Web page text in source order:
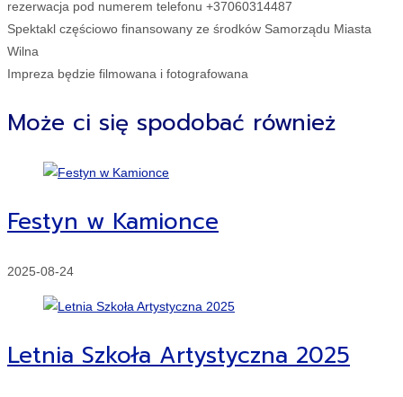
rezerwacja pod numerem telefonu +37060314487
Spektakl częściowo finansowany ze środków Samorządu Miasta
Wilna
Impreza będzie filmowana i fotografowana
Może ci się spodobać również
Festyn w Kamionce
2025-08-24
Letnia Szkoła Artystyczna 2025